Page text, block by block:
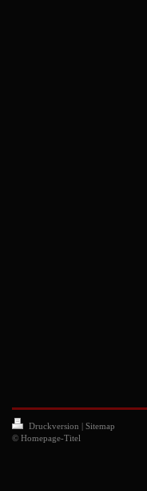
Druckversion | Sitemap
© Homepage-Titel